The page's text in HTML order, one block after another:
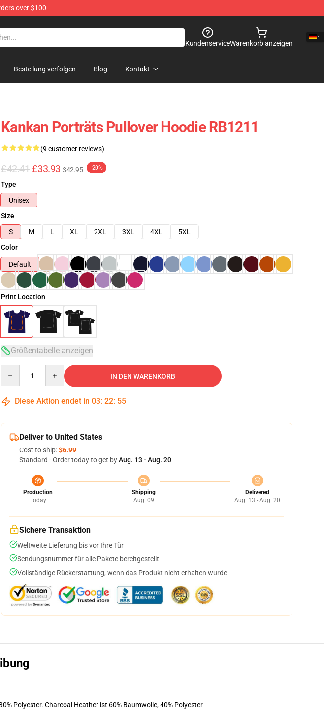
over $100
KundenserviceWarenkorb anzeigen
Bestellung verfolgen Blog Kontakt
Kankan Porträts Pullover Hoodie RB1211
(9 customer reviews)
£42.41 £33.93 $42.95 -20%
Type
Unisex
Size
S
M L XL 2XL 3XL 4XL
5XL
Color
Default
Print Location
Größentabelle anzeigen
IN DEN WARENKORB
Diese Aktion endet in 03: 22: 54
Deliver to United States
Cost to ship:$6.99
Standard - Order today to get byAug. 13 - Aug. 20
Production
Today
Shipping
Aug. 09
Delivered
Aug. 13 - Aug. 20
Sichere Transaktion
Weltweite Lieferung bis vor Ihre Tür
Sendungsnummer für alle Pakete bereitgestellt
Vollständige Rückerstattung, wenn das Produkt nicht erhalten wurde
Polyester. Charcoal Heather ist 60% Baumwolle, 40% Polyester